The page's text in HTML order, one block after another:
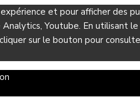
et pour afficher des
Youtube. En utilisant
sur le bouton pour